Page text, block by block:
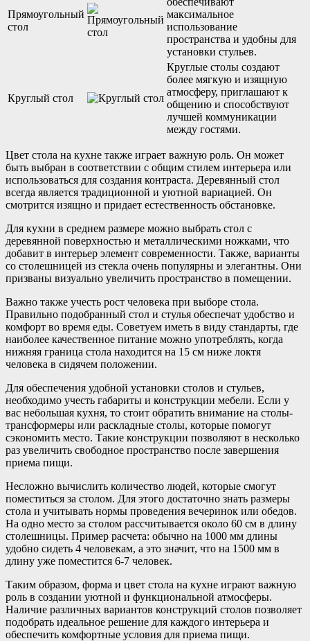
Прямоугольный
стол
максимальное
использование
пространства и удобны для
установки стульев.
Круглый стол
Круглые столы создают
более мягкую и изящную
атмосферу, приглашают к
общению и способствуют
лучшей коммуникации
между гостями.
Цвет стола на кухне также играет важную роль. Он может
быть выбран в соответствии с общим стилем интерьера или
использоваться для создания контраста. Деревянный стол
всегда является традиционной и уютной вариацией. Он
смотрится изящно и придает естественность обстановке.
Для кухни в среднем размере можно выбрать стол с
деревянной поверхностью и металлическими ножками, что
добавит в интерьер элемент современности. Также, варианты
со столешницей из стекла очень популярны и элегантны. Они
призваны визуально увеличить пространство в помещении.
Важно также учесть рост человека при выборе стола.
Правильно подобранный стол и стулья обеспечат удобство и
комфорт во время еды. Советуем иметь в виду стандарты, где
наиболее качественное питание можно употреблять, когда
нижняя граница стола находится на 15 см ниже локтя
человека в сидячем положении.
Для обеспечения удобной установки столов и стульев,
необходимо учесть габариты и конструкции мебели. Если у
вас небольшая кухня, то стоит обратить внимание на столы-
трансформеры или раскладные столы, которые помогут
сэкономить место. Такие конструкции позволяют в несколько
раз увеличить свободное пространство после завершения
приема пищи.
Несложно вычислить количество людей, которые смогут
поместиться за столом. Для этого достаточно знать размеры
стола и учитывать нормы проведения вечеринок или обедов.
На одно место за столом рассчитывается около 60 см в длину
столешницы. Пример расчета: обычно на 1000 мм длины
удобно сидеть 4 человекам, а это значит, что на 1500 мм в
длину уже поместится 6-7 человек.
Таким образом, форма и цвет стола на кухне играют важную
роль в создании уютной и функциональной атмосферы.
Наличие различных вариантов конструкций столов позволяет
подобрать идеальное решение для каждого интерьера и
обеспечить комфортные условия для приема пищи.